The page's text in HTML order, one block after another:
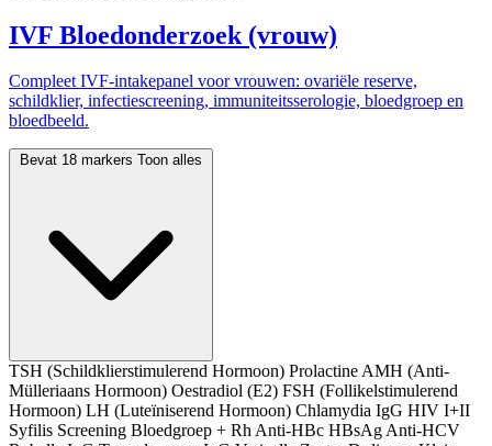
IVF Bloedonderzoek (vrouw)
Compleet IVF-intakepanel voor vrouwen: ovariële reserve,
schildklier, infectiescreening, immuniteitsserologie, bloedgroep en
bloedbeeld.
Bevat 18 markers Toon alles
TSH (Schildklierstimulerend Hormoon) ProlactineAMH (Anti-
Mülleriaans Hormoon) Oestradiol (E2) FSH (Follikelstimulerend
Hormoon) LH (Luteïniserend Hormoon) Chlamydia IgG HIV I+II
Syfilis Screening Bloedgroep + RhAnti-HBc HBsAgAnti-HCV